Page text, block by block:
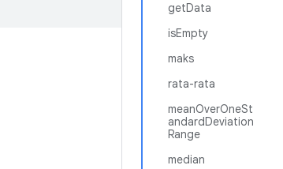
getData
isEmpty
maks
rata-rata
meanOverOneSt
andardDeviation
Range
median